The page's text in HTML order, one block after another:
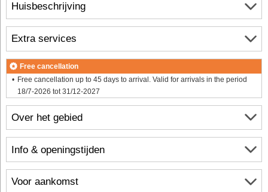
Huisbeschrijving
Over het gebied
Info & openingstijden
Voor aankomst
Extra services
Free cancellation
Free cancellation up to 45 days to arrival. Valid for arrivals in the period
18/7-2026 tot 31/12-2027